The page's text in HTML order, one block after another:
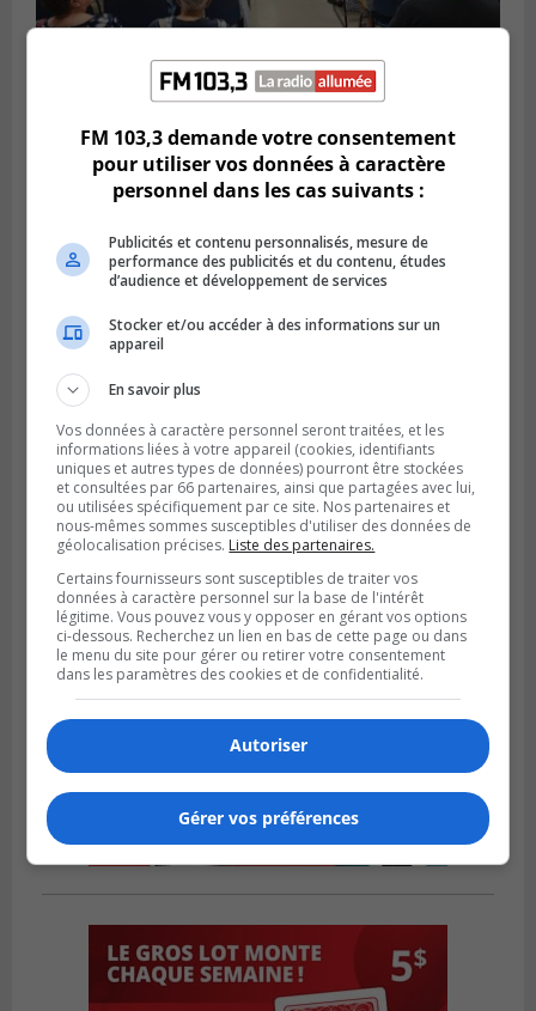
Publié le 3 août 2026 à 14h47
Le Livre bleu rassemble 200 curieux à
LA PRAIRIE
Publié le 3 août 2026 à 06h57
Sonia Ziadé est candidate pour le PLQ
dans La Prairie
FM 103,3 demande votre consentement
pour utiliser vos données à caractère
personnel dans les cas suivants :
Publicités et contenu personnalisés, mesure de
performance des publicités et du contenu, études
d’audience et développement de services
Stocker et/ou accéder à des informations sur un
appareil
En savoir plus
Vos données à caractère personnel seront traitées, et les
informations liées à votre appareil (cookies, identifiants
uniques et autres types de données) pourront être stockées
et consultées par 66 partenaires, ainsi que partagées avec lui,
ou utilisées spécifiquement par ce site. Nos partenaires et
nous-mêmes sommes susceptibles d'utiliser des données de
géolocalisation précises. Liste des partenaires.
Certains fournisseurs sont susceptibles de traiter vos
données à caractère personnel sur la base de l'intérêt
légitime. Vous pouvez vous y opposer en gérant vos options
ci-dessous. Recherchez un lien en bas de cette page ou dans
le menu du site pour gérer ou retirer votre consentement
dans les paramètres des cookies et de confidentialité.
Autoriser
Gérer vos préférences